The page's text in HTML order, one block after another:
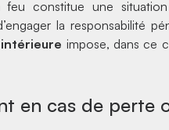
constitue une
la responsabilité
impose, dans ce
en cas de perte